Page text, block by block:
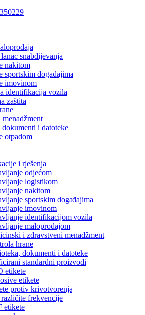
snabdijevanja
nakitom
sportskim događajima
imovinom
identifikacija vozila
zaštita
i datoteke
otpadom
i rješenja
odjećom
logistikom
nakitom
sportskim događajima
imovinom
identifikacijom vozila
maloprodajom
i zdravstveni menadžment
hrane
dokumenti i datoteke
standardni proizvodi
etikete
etikete
protiv krivotvorenja
različite frekvencije
etikete